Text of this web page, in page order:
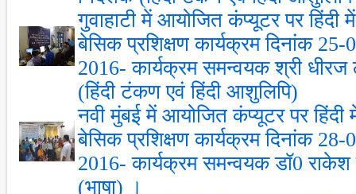
गुवाहाटी में आयोजित कंप्‍यूटर पर
बेसिक प्रशिक्षण कार्यक्रम दिनांक
2016- कार्यक्रम समन्‍वयक श्री
(हिंदी टंकण एवं हिंदी आशुलिपि)
नवी मुंबई में आयोजित कंप्‍यूटर पर
बेसिक प्रशिक्षण कार्यक्रम दिनांक
2016- कार्यक्रम समन्‍वयक डॉ0
(भाषा) ।